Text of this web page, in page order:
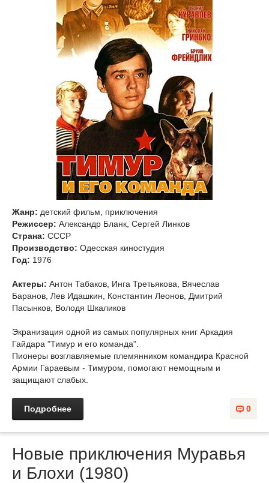
Жанр: детский фильм, приключения
Режиссер: Александр Бланк, Сергей Линков
Страна: СССР
Производство: Одесская киностудия
Год: 1976
Актеры: Антон Табаков, Инга Третьякова, Вячеслав
Баранов, Лев Идашкин, Константин Леонов, Дмитрий
Пасынков, Володя Шкаликов
Экранизация одной из самых популярных книг Аркадия
Гайдара "Тимур и его команда".
Пионеры возглавляемые племянником командира Красной
Армии Гараевым - Тимуром, помогают немощным и
защищают слабых.
0
Подробнее
Новые приключения Муравья
и Блохи (1980)